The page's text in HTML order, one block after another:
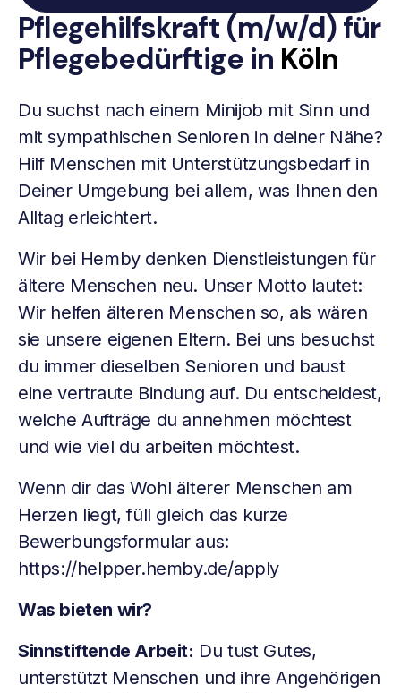
Pflegehilfskraft (m/w/d) für
Pflegebedürftige in Köln
Du suchst nach einem Minijob mit Sinn und
mit sympathischen Senioren in deiner Nähe?
Hilf Menschen mit Unterstützungsbedarf in
Deiner Umgebung bei allem, was Ihnen den
Alltag erleichtert.
Wir bei Hemby denken Dienstleistungen für
ältere Menschen neu. Unser Motto lautet:
Wir helfen älteren Menschen so, als wären
sie unsere eigenen Eltern. Bei uns besuchst
du immer dieselben Senioren und baust
eine vertraute Bindung auf. Du entscheidest,
welche Aufträge du annehmen möchtest
und wie viel du arbeiten möchtest.
Wenn dir das Wohl älterer Menschen am
Herzen liegt, füll gleich das kurze
Bewerbungsformular aus:
https://helpper.hemby.de/apply
Was bieten wir?
Sinnstiftende Arbeit: Du tust Gutes,
unterstützt Menschen und ihre Angehörigen